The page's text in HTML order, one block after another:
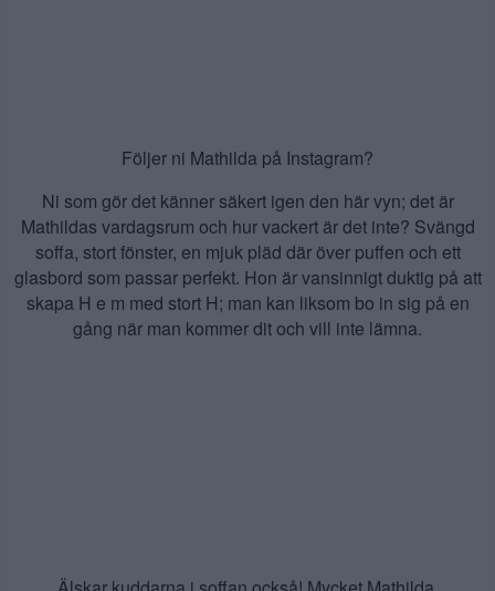
Följer ni Mathilda på Instagram?
Ni som gör det känner säkert igen den här vyn; det är
Mathildas vardagsrum och hur vackert är det inte? Svängd
soffa, stort fönster, en mjuk pläd där över puffen och ett
glasbord som passar perfekt. Hon är vansinnigt duktig på att
skapa H e m med stort H; man kan liksom bo in sig på en
gång när man kommer dit och vill inte lämna.